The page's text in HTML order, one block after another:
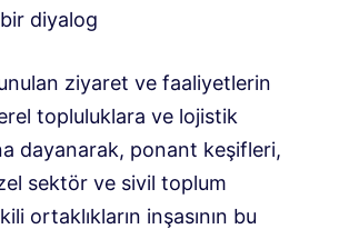
diyalog
ziyaret ve faaliyetlerin
topluluklara ve lojistik
dayanarak, ponant keşifleri,
sektör ve sivil toplum
ortaklıkların inşasının bu